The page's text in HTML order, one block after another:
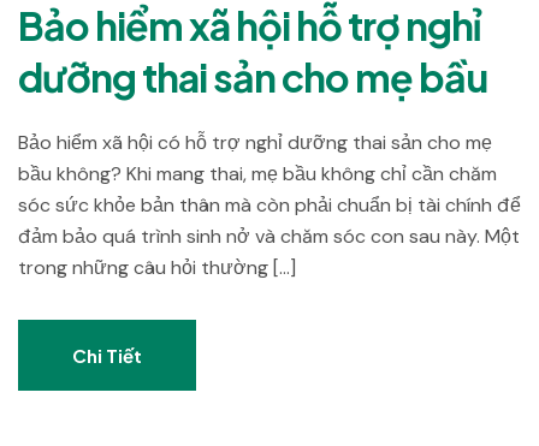
Bảo hiểm xã hội hỗ trợ nghỉ
dưỡng thai sản cho mẹ bầu
Bảo hiểm xã hội có hỗ trợ nghỉ dưỡng thai sản cho mẹ
bầu không? Khi mang thai, mẹ bầu không chỉ cần chăm
sóc sức khỏe bản thân mà còn phải chuẩn bị tài chính để
đảm bảo quá trình sinh nở và chăm sóc con sau này. Một
trong những câu hỏi thường […]
Chi Tiết